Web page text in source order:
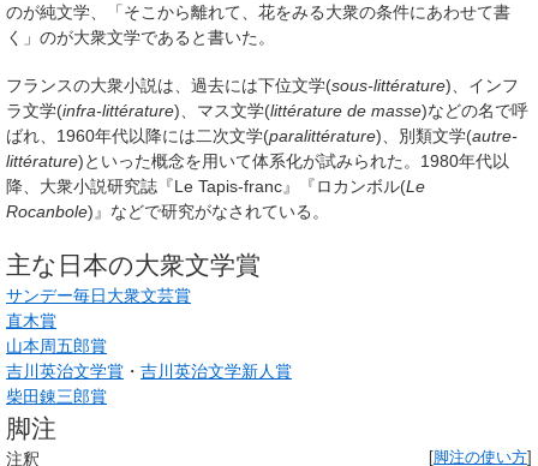
のが純文学、「そこから離れて、花をみる大衆の条件にあわせて書
く」のが大衆文学であると書いた。
フランスの大衆小説は、過去には下位文学(sous-littérature)、インフ
ラ文学(infra-littérature)、マス文学(littérature de masse)などの名で呼
ばれ、1960年代以降には二次文学(paralittérature)、別類文学(autre-
littérature)といった概念を用いて体系化が試みられた。1980年代以
降、大衆小説研究誌『Le Tapis-franc』『ロカンボル(Le
Rocanbole)』などで研究がなされている。
主な日本の大衆文学賞
サンデー毎日大衆文芸賞
直木賞
山本周五郎賞
吉川英治文学賞 ・ 吉川英治文学新人賞
柴田錬三郎賞
脚注
脚注の使い方
注釈